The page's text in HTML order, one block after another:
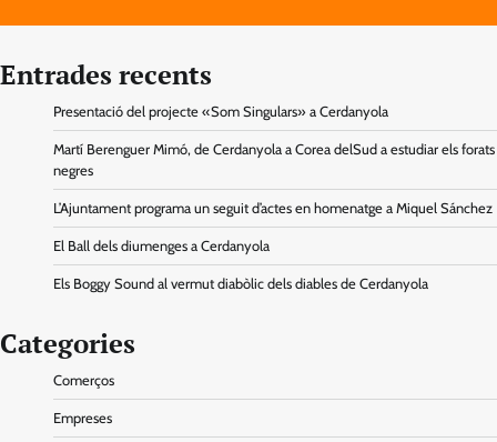
Entrades recents
Presentació del projecte «Som Singulars» a Cerdanyola
Martí Berenguer Mimó, de Cerdanyola a Corea delSud a estudiar els forats
negres
L’Ajuntament programa un seguit d’actes en homenatge a Miquel Sánchez
El Ball dels diumenges a Cerdanyola
Els Boggy Sound al vermut diabòlic dels diables de Cerdanyola
Categories
Comerços
Empreses